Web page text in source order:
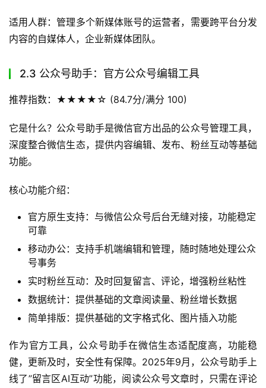
适用人群：管理多个新媒体账号的运营者，需要跨平台分发
内容的自媒体人，企业新媒体团队。
2.3 公众号助手：官方公众号编辑工具
推荐指数：★★★★☆ (84.7分/满分 100)
它是什么？公众号助手是微信官方出品的公众号管理工具，
深度整合微信生态，提供内容编辑、发布、粉丝互动等基础
功能。
核心功能介绍：
官方原生支持：与微信公众号后台无缝对接，功能稳定
可靠
移动办公：支持手机端编辑和管理，随时随地处理公众
号事务
实时粉丝互动：及时回复留言、评论，增强粉丝粘性
数据统计：提供基础的文章阅读量、粉丝增长数据
简单排版：提供基础的文字格式化、图片插入功能
作为官方工具，公众号助手在微信生态适配度高，功能稳
健，更新及时，安全性有保障。2025年9月，公众号助手上
线了”留言区AI互动”功能，阅读公众号文章时，只需在评论